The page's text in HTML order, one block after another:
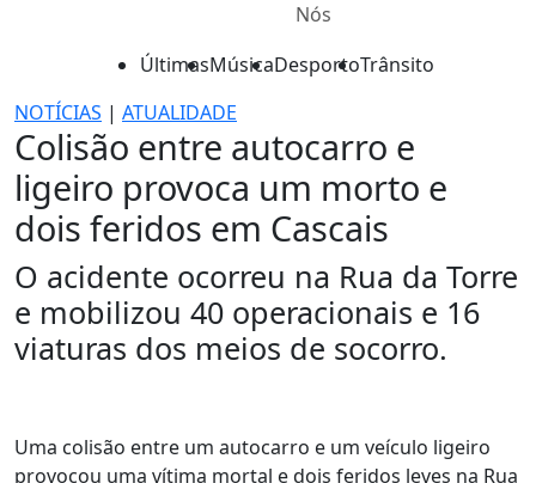
Nós
ÚltimasMúsicaDesportoTrânsito
NOTÍCIAS | ATUALIDADE
Colisão entre autocarro e
ligeiro provoca um morto e
dois feridos em Cascais
O acidente ocorreu na Rua da Torre
e mobilizou 40 operacionais e 16
viaturas dos meios de socorro.
Uma colisão entre um autocarro e um veículo ligeiro
provocou uma vítima mortal e dois feridos leves na Rua